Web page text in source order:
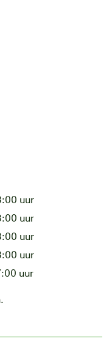
uur
uur
uur
uur
uur